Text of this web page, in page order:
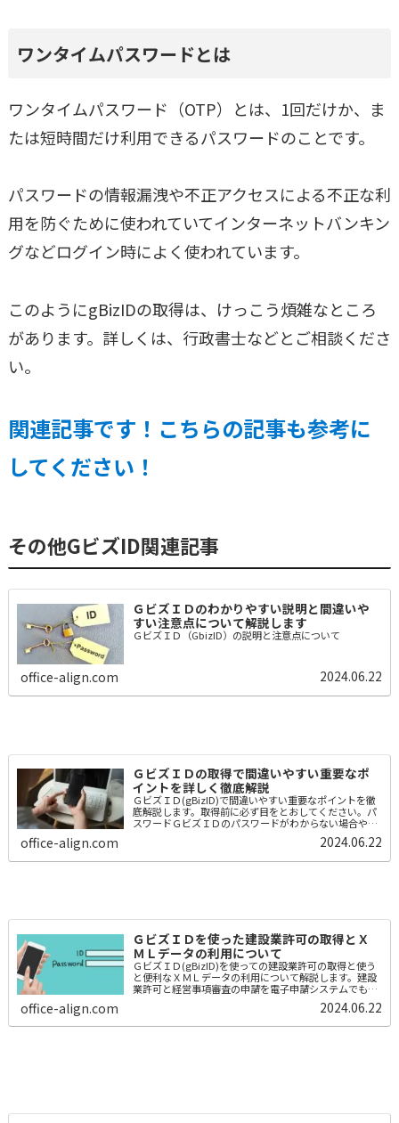
ワンタイムパスワードとは
ワンタイムパスワード（OTP）とは、1回だけか、ま
たは短時間だけ利用できるパスワードのことです。
パスワードの情報漏洩や不正アクセスによる不正な利
用を防ぐために使われていてインターネットバンキン
グなどログイン時によく使われています。
このようにgBizIDの取得は、けっこう煩雑なところ
があります。詳しくは、行政書士などとご相談くださ
い。
関連記事です！こちらの記事も参考に
してください！
その他GビズID関連記事
ＧビズＩＤのわかりやすい説明と間違いや
すい注意点について解説します
ＧビズＩＤ（GbizID）の説明と注意点について
office-align.com 2024.06.22
ＧビズＩＤの取得で間違いやすい重要なポ
イントを詳しく徹底解説
ＧビズＩＤ(gBizID)で間違いやすい重要なポイントを徹
底解説します。取得前に必ず目をとおしてください。パ
スワードＧビズＩＤのパスワードがわからない場合やロ
ックされてしまった場合ＧビズＩＤのホームページの
office-align.com 2024.06.22
ＧビズＩＤを使った建設業許可の取得とＸ
ＭＬデータの利用について
ＧビズＩＤ(gBizID)を使っての建設業許可の取得と使う
と便利なＸＭＬデータの利用について解説します。建設
業許可と経営事項審査の申請を電子申請システムでもで
きます。電子申請をするためには、デジタル庁が提供し
office-align.com 2024.06.22